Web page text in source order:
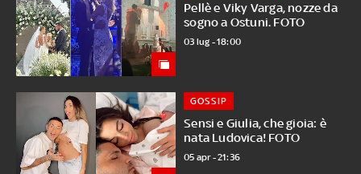
Pellè e Viky Varga, nozze da
sogno a Ostuni. FOTO
03 lug - 18:00
Sensi e Giulia, che gioia: è
nata Ludovica! FOTO
GOSSIP
05 apr - 21:36